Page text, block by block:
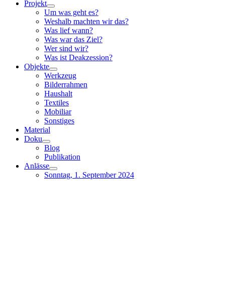
Projekt
Um was geht es?
Weshalb machten wir das?
Was lief wann?
Was war das Ziel?
Wer sind wir?
Was ist Deakzession?
Objekte
Werkzeug
Bilderrahmen
Haushalt
Textiles
Mobiliar
Sonstiges
Material
Doku
Blog
Publikation
Anlässe
Sonntag, 1. September 2024